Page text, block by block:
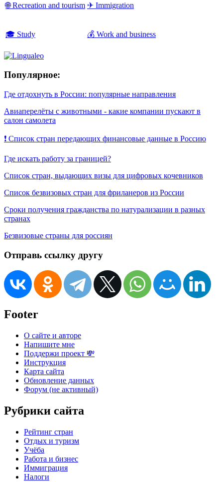
🌐 Recreation and tourism ✈ Immigration
🎓 Study 💰 Work and business
Популярное:
Где отдохнуть в России: популярные направления
Авиаперелёты с животными - какие компании пускают в
салон самолета
❗ Список стран передающих финансовые данные в Россию
Где искать работу за границей?
Список стран, выдающих визы для цифровых кочевников
Список безвизовых стран для фриланеров из России
Сроки получения гражданства по натурализации в разных
странах
Безвизовые страны для россиян
Отправь ссылку другу
Footer
О сайте и авторе
Напишите мне
Поддержи проект 💸
Инструкция
Карта сайта
Обновление данных
Форум (не активный)
Рубрики сайта
Рейтинг стран
Отдых и туризм
Учёба
Работа и бизнес
Иммиграция
Налоги